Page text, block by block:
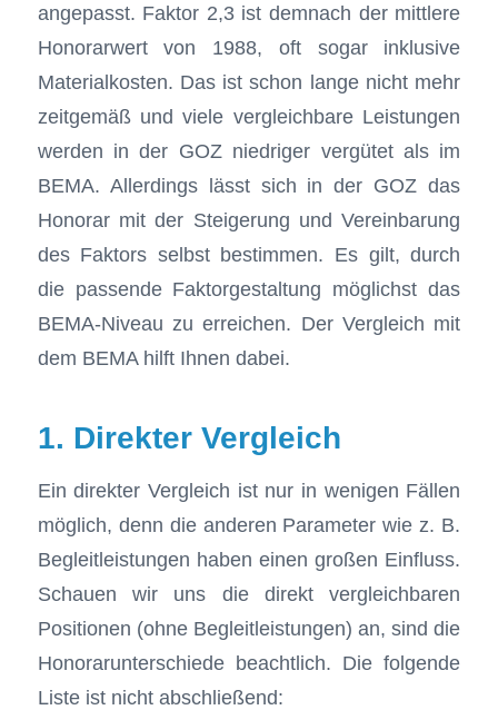
angepasst. Faktor 2,3 ist demnach der mittlere
Honorarwert von 1988, oft sogar inklusive
Materialkosten. Das ist schon lange nicht mehr
zeitgemäß und viele vergleichbare Leistungen
werden in der GOZ niedriger vergütet als im
BEMA. Allerdings lässt sich in der GOZ das
Honorar mit der Steigerung und Vereinbarung
des Faktors selbst bestimmen. Es gilt, durch
die passende Faktorgestaltung möglichst das
BEMA-Niveau zu erreichen. Der Vergleich mit
dem BEMA hilft Ihnen dabei.
1. Direkter Vergleich
Ein direkter Vergleich ist nur in wenigen Fällen
möglich, denn die anderen Parameter wie z. B.
Begleitleistungen haben einen großen Einfluss.
Schauen wir uns die direkt vergleichbaren
Positionen (ohne Begleitleistungen) an, sind die
Honorarunterschiede beachtlich. Die folgende
Liste ist nicht abschließend: